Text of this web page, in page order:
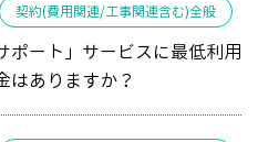
契約(費用関連/工事関連含む)全般
ポート」サービスに最低利用
はありますか？